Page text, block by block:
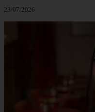
23/07/2026